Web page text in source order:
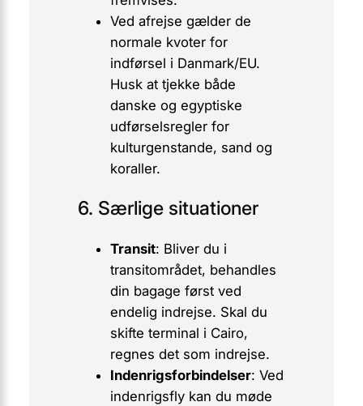
Ved afrejse gælder de
normale kvoter for
indførsel i Danmark/EU.
Husk at tjekke både
danske og egyptiske
udførselsregler for
kulturgenstande, sand og
koraller.
6. Særlige situationer
Transit: Bliver du i
transitområdet, behandles
din bagage først ved
endelig indrejse. Skal du
skifte terminal i Cairo,
regnes det som indrejse.
Indenrigsforbindelser: Ved
indenrigsfly kan du møde